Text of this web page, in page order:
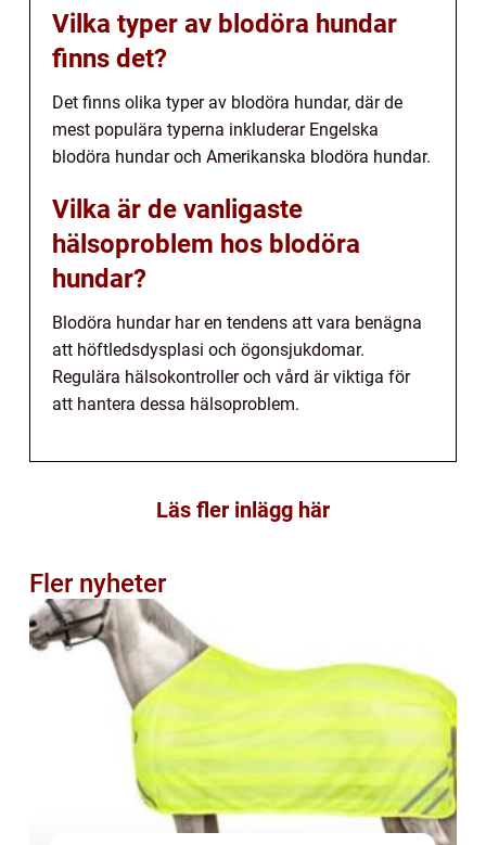
Vilka typer av blodöra hundar
finns det?
Det finns olika typer av blodöra hundar, där de
mest populära typerna inkluderar Engelska
blodöra hundar och Amerikanska blodöra hundar.
Vilka är de vanligaste
hälsoproblem hos blodöra
hundar?
Blodöra hundar har en tendens att vara benägna
att höftledsdysplasi och ögonsjukdomar.
Regulära hälsokontroller och vård är viktiga för
att hantera dessa hälsoproblem.
Läs fler inlägg här
Fler nyheter